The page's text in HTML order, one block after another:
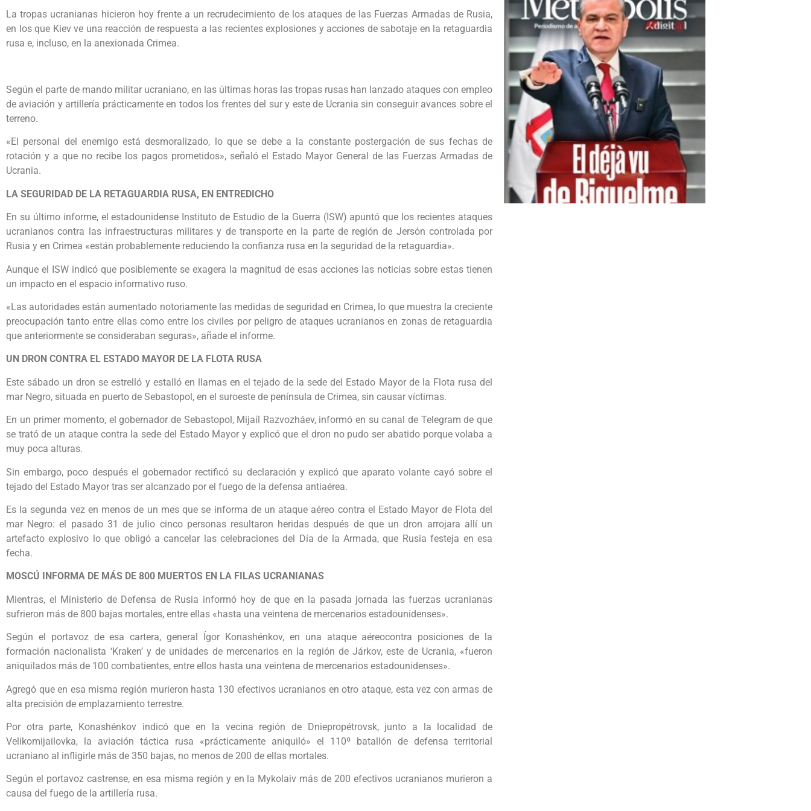
La tropas ucranianas hicieron hoy frente a un recrudecimiento de los ataques de las Fuerzas Armadas de Rusia,
en los que Kiev ve una reacción de respuesta a las recientes explosiones y acciones de sabotaje en la retaguardia
rusa e, incluso, en la anexionada Crimea.
Según el parte de mando militar ucraniano, en las últimas horas las tropas rusas han lanzado ataques con empleo
de aviación y artillería prácticamente en todos los frentes del sur y este de Ucrania sin conseguir avances sobre el
terreno.
«El personal del enemigo está desmoralizado, lo que se debe a la constante postergación de sus fechas de
rotación y a que no recibe los pagos prometidos», señaló el Estado Mayor General de las Fuerzas Armadas de
Ucrania.
LA SEGURIDAD DE LA RETAGUARDIA RUSA, EN ENTREDICHO
En su último informe, el estadounidense Instituto de Estudio de la Guerra (ISW) apuntó que los recientes ataques
ucranianos contra las infraestructuras militares y de transporte en la parte de región de Jersón controlada por
Rusia y en Crimea «están probablemente reduciendo la confianza rusa en la seguridad de la retaguardia».
Aunque el ISW indicó que posiblemente se exagera la magnitud de esas acciones las noticias sobre estas tienen
un impacto en el espacio informativo ruso.
«Las autoridades están aumentado notoriamente las medidas de seguridad en Crimea, lo que muestra la creciente
preocupación tanto entre ellas como entre los civiles por peligro de ataques ucranianos en zonas de retaguardia
que anteriormente se consideraban seguras», añade el informe.
UN DRON CONTRA EL ESTADO MAYOR DE LA FLOTA RUSA
Este sábado un dron se estrelló y estalló en llamas en el tejado de la sede del Estado Mayor de la Flota rusa del
mar Negro, situada en puerto de Sebastopol, en el suroeste de península de Crimea, sin causar víctimas.
En un primer momento, el gobernador de Sebastopol, Mijaíl Razvozháev, informó en su canal de Telegram de que
se trató de un ataque contra la sede del Estado Mayor y explicó que el dron no pudo ser abatido porque volaba a
muy poca alturas.
Sin embargo, poco después el gobernador rectificó su declaración y explicó que aparato volante cayó sobre el
tejado del Estado Mayor tras ser alcanzado por el fuego de la defensa antiaérea.
Es la segunda vez en menos de un mes que se informa de un ataque aéreo contra el Estado Mayor de Flota del
mar Negro: el pasado 31 de julio cinco personas resultaron heridas después de que un dron arrojara allí un
artefacto explosivo lo que obligó a cancelar las celebraciones del Día de la Armada, que Rusia festeja en esa
fecha.
MOSCÚ INFORMA DE MÁS DE 800 MUERTOS EN LA FILAS UCRANIANAS
Mientras, el Ministerio de Defensa de Rusia informó hoy de que en la pasada jornada las fuerzas ucranianas
sufrieron más de 800 bajas mortales, entre ellas «hasta una veintena de mercenarios estadounidenses».
Según el portavoz de esa cartera, general Ígor Konashénkov, en una ataque aéreocontra posiciones de la
formación nacionalista ‘Kraken’ y de unidades de mercenarios en la región de Járkov, este de Ucrania, «fueron
aniquilados más de 100 combatientes, entre ellos hasta una veintena de mercenarios estadounidenses».
Agregó que en esa misma región murieron hasta 130 efectivos ucranianos en otro ataque, esta vez con armas de
alta precisión de emplazamiento terrestre.
Por otra parte, Konashénkov indicó que en la vecina región de Dniepropétrovsk, junto a la localidad de
Velikomijailovka, la aviación táctica rusa «prácticamente aniquiló» el 110º batallón de defensa territorial
ucraniano al infligirle más de 350 bajas, no menos de 200 de ellas mortales.
Según el portavoz castrense, en esa misma región y en la Mykolaiv más de 200 efectivos ucranianos murieron a
causa del fuego de la artillería rusa.